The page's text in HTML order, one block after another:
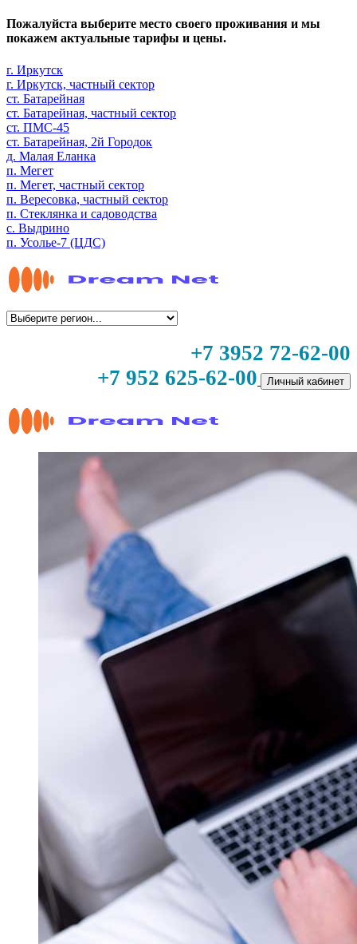
Пожалуйста выберите место своего проживания и мы
покажем актуальные тарифы и цены.
г. Иркутск
г. Иркутск, частный сектор
ст. Батарейная
ст. Батарейная, частный сектор
ст. ПМС-45
ст. Батарейная, 2й Городок
д. Малая Еланка
п. Мегет
п. Мегет, частный сектор
п. Вересовка, частный сектор
п. Стеклянка и садоводства
с. Выдрино
п. Усолье-7 (ЦДС)
+7 3952 72-62-00
+7 952 625-62-00
Личный кабинет